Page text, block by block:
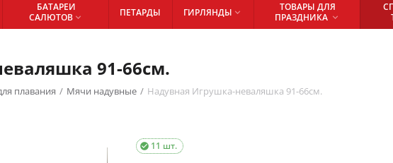
БАТАРЕИ
САЛЮТОВ ПЕТАРДЫ ГИРЛЯНДЫ 
ТОВАРЫ ДЛЯ
ПРАЗДНИКА 
91-66см.
плавания / Мячи надувные / Надувная Игрушка-неваляшка 91-66см.
11 шт.
